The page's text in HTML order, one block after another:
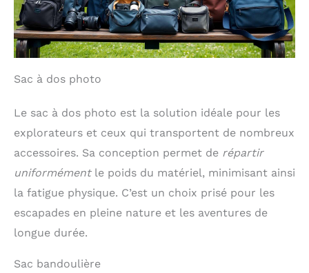
Sac à dos photo
Le sac à dos photo est la solution idéale pour les
explorateurs et ceux qui transportent de nombreux
accessoires. Sa conception permet de répartir
uniformémentle poids du matériel, minimisant ainsi
la fatigue physique. C’est un choix prisé pour les
escapades en pleine nature et les aventures de
longue durée.
Sac bandoulière